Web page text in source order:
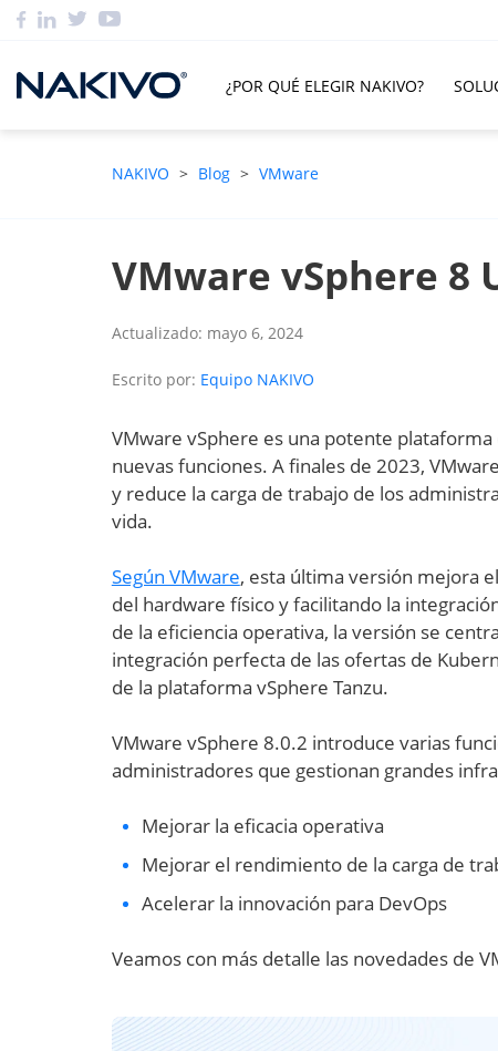
¿POR QUÉ ELEGIR NAKIVO?
NAKIVO > Blog > VMware
VMware vSphere 8
Actualizado: mayo 6, 2024
Escrito por: Equipo NAKIVO
VMware vSphere es una potente
nuevas funciones. A finales de 2023,
y reduce la carga de trabajo de los
vida.
Según VMware, esta última versión mejora
del hardware físico y facilitando la
de la eficiencia operativa, la versión se
integración perfecta de las ofertas de
de la plataforma vSphere Tanzu.
VMware vSphere 8.0.2 introduce varias
administradores que gestionan grandes
Mejorar la eficacia operativa
Mejorar el rendimiento de la carga de
Acelerar la innovación para DevOps
Veamos con más detalle las novedades de